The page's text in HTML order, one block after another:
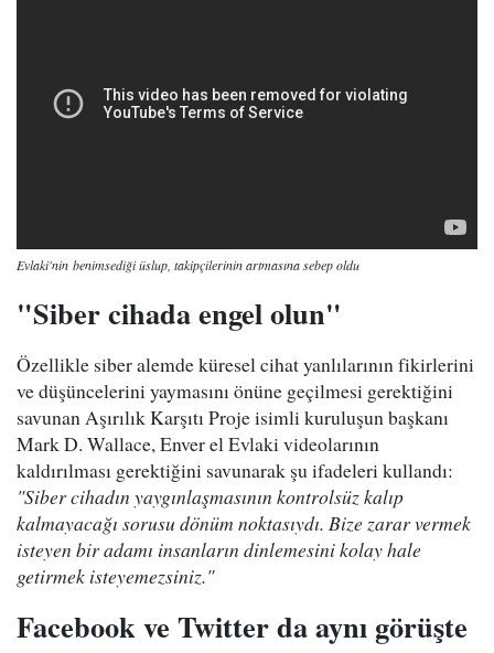
Evlaki'nin benimsediği üslup, takipçilerinin artmasına sebep oldu
"Siber cihada engel olun"
Özellikle siber alemde küresel cihat yanlılarının fikirlerini
ve düşüncelerini yaymasını önüne geçilmesi gerektiğini
savunan Aşırılık Karşıtı Proje isimli kuruluşun başkanı
Mark D. Wallace, Enver el Evlaki videolarının
kaldırılması gerektiğini savunarak şu ifadeleri kullandı:
"Siber cihadın yaygınlaşmasının kontrolsüz kalıp
kalmayacağı sorusu dönüm noktasıydı. Bize zarar vermek
isteyen bir adamı insanların dinlemesini kolay hale
getirmek isteyemezsiniz."
Facebook ve Twitter da aynı görüşte